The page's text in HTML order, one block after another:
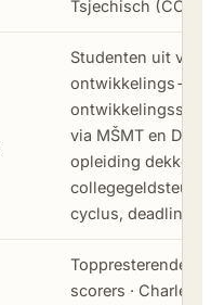
Tsjechisch (CCE-
Studenten uit
ontwikkelings-/
via MŠMT en DZS
opleiding dekken
collegegeldsteun)
cyclus, deadlines
Toppresterende
scorers · Charles,